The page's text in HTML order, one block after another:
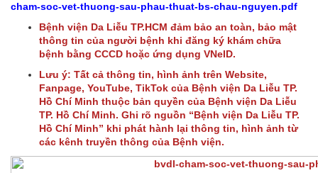
cham-soc-vet-thuong-sau-phau-thuat-bs-chau-nguyen.pdf
Bệnh viện Da Liễu TP.HCM đảm bảo an toàn, bảo mật
thông tin của người bệnh khi đăng ký khám chữa
bệnh bằng CCCD hoặc ứng dụng VNeID.
Lưu ý: Tất cả thông tin, hình ảnh trên Website,
Fanpage, YouTube, TikTok của Bệnh viện Da Liễu TP.
Hồ Chí Minh thuộc bản quyền của Bệnh viện Da Liễu
TP. Hồ Chí Minh. Ghi rõ nguồn “Bệnh viện Da Liễu TP.
Hồ Chí Minh” khi phát hành lại thông tin, hình ảnh từ
các kênh truyền thông của Bệnh viện.